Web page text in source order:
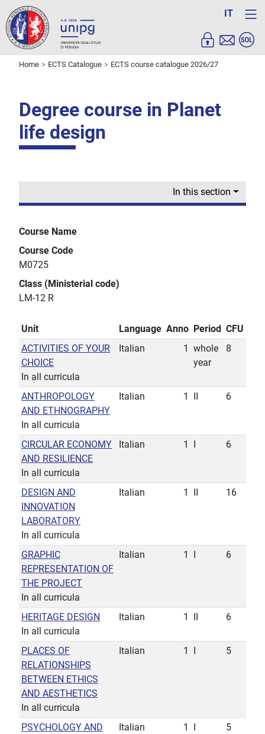
IT
Home ECTS Catalogue ECTS course catalogue 2026/27
Degree course in Planet
life design
In this section
Course Name
Course Code
M0725
Class (Ministerial code)
LM-12 R
Unit Language Anno Period CFU
ACTIVITIES OF YOUR
CHOICE
In all curricula
Italian 1
whole
year
8
ANTHROPOLOGY
AND ETHNOGRAPHY
In all curricula
Italian 1 6
CIRCULAR ECONOMY
AND RESILIENCE
In all curricula
Italian 1 6
DESIGN AND
INNOVATION
LABORATORY
In all curricula
Italian 1 16
GRAPHIC
REPRESENTATION OF
THE PROJECT
In all curricula
Italian 1 6
HERITAGE DESIGN
In all curricula
Italian 1 6
PLACES OF
RELATIONSHIPS
BETWEEN ETHICS
AND AESTHETICS
In all curricula
Italian 1 5
PSYCHOLOGY AND
Italian 1 5